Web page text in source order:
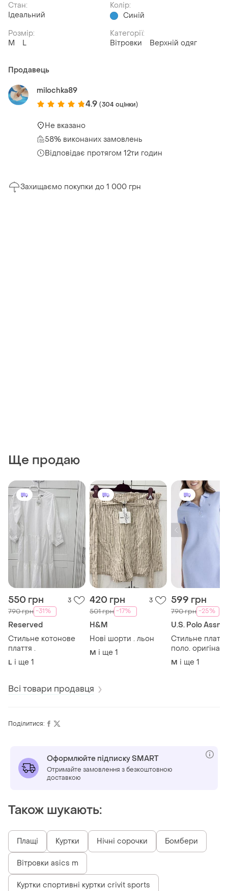
Стан:
Ідеальний
Колір:
Синій
Розмір:
M
L
Категорії:
Вітровки
Верхній одяг
Продавець
milochka89
4.9 (304 оцінки)
Не вказано
58% виконаних замовлень
Відповідає протягом 12ти годин
Захищаємо покупки до 1 000 грн
Ще продаю
550 грн 3
790 грн -31%
Reserved
Стильне котонове
плаття .
L і ще 1
420 грн 3
501 грн -17%
H&M
Нові шорти . льон
M і ще 1
599 грн
790 грн -25%
U.S. Polo Assn
Стильне
поло. оригінал
M і ще 1
Всі товари продавця
Поділитися:
Оформлюйте підписку SMART
Отримайте замовлення з безкоштовною
доставкою
Також шукають:
Плащі Куртки Нічні сорочки Бомбери
Вітровки asics m
Куртки спортивні куртки crivit sports